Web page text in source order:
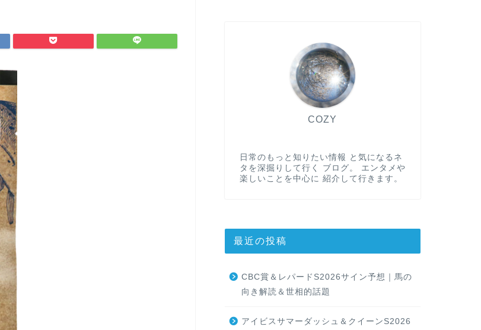
COZY
日常のもっと知りたい情報 と気になるネ
タを深掘りして行く ブログ。 エンタメや
楽しいことを中心に 紹介して行きます。
最近の投稿
CBC賞＆レパードS2026サイン予想｜馬の
向き解読＆世相的話題
アイビスサマーダッシュ＆クイーンS2026